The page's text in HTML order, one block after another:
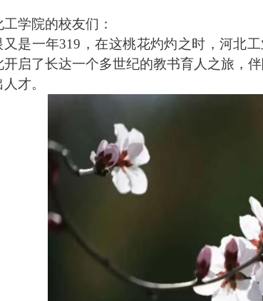
学院的校友们：
又是一年319，在这桃花灼灼之时，河北
开启了长达一个多世纪的教书育人之旅，
才。